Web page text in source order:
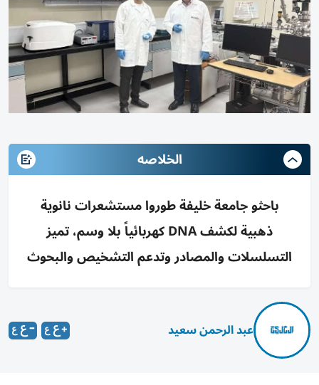
الخلاصه
باحثو جامعة خليفة طوروا مستشعرات نانوية
ذهبية لكشف DNA كهربائياً بلا وسم، تميز
التسلسلات والمصادر وتدعم التشخيص والبحوث
عبد الرحمن سعيد